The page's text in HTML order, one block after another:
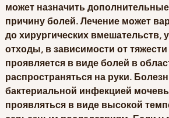
может назначить
причину болей. Лечение может
до хирургических вмешательств,
отходы, в зависимости от
проявляется в виде болей в
распространяться на руки.
бактериальной инфекцией
проявляться в виде высокой